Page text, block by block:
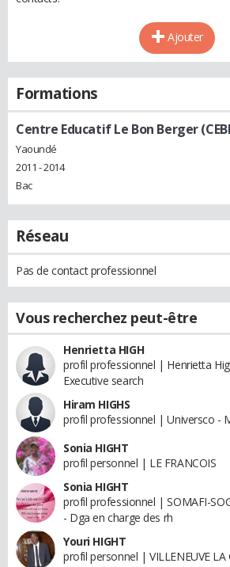
Ajouter
Formations
Centre Educatif Le Bon Berger
Yaoundé
2011 - 2014
Bac
Réseau
Pas de contact professionnel
Vous recherchez peut-être
Henrietta HIGH
profil professionnel | Henrietta
Executive search
Hiram HIGHS
profil professionnel | Universco -
Sonia HIGHT
profil personnel | LE FRANCOIS
Sonia HIGHT
profil professionnel | SOMAFI-
- Dga en charge des rh
Youri HIGHT
profil personnel | VILLENEUVE LA